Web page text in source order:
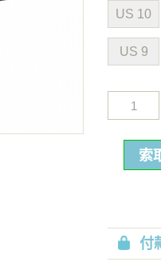
US 10
US 9
索
付